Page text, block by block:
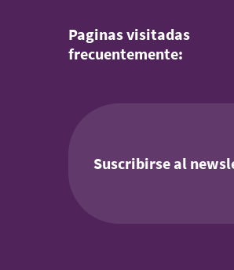
Paginas visitadas
frecuentemente:
Suscribirse al